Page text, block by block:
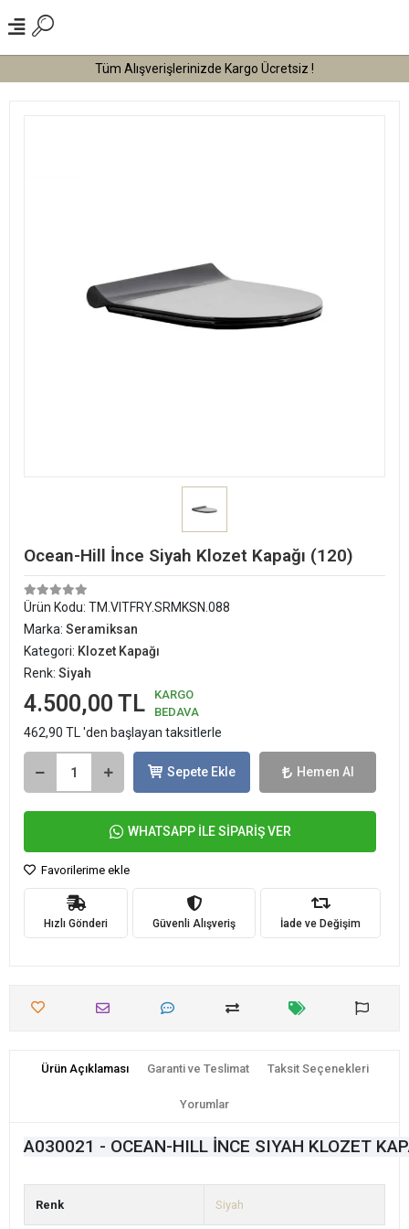
Tüm Alışverişlerinizde Kargo Ücretsiz !
Ocean-Hill İnce Siyah Klozet Kapağı (120)
Ürün Kodu: TM.VITFRY.SRMKSN.088
Marka: Seramiksan
Kategori: Klozet Kapağı
Renk: Siyah
4.500,00 TL
KARGO
BEDAVA
462,90 TL 'den başlayan taksitlerle
Sepete Ekle Hemen Al
WHATSAPP İLE SİPARİŞ VER
Favorilerime ekle
Hızlı Gönderi Güvenli Alışveriş İade ve Değişim
Ürün Açıklaması Garanti ve Teslimat Taksit Seçenekleri
Yorumlar
A030021 - OCEAN-HILL İNCE SIYAH KLOZET
Renk Siyah